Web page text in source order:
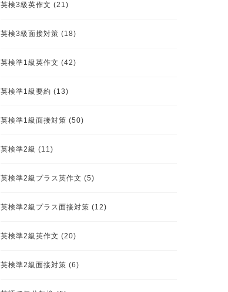
英検3級英作文 (21)
英検3級面接対策 (18)
英検準1級英作文 (42)
英検準1級要約 (13)
英検準1級面接対策 (50)
英検準2級 (11)
英検準2級プラス英作文 (5)
英検準2級プラス面接対策 (12)
英検準2級英作文 (20)
英検準2級面接対策 (6)